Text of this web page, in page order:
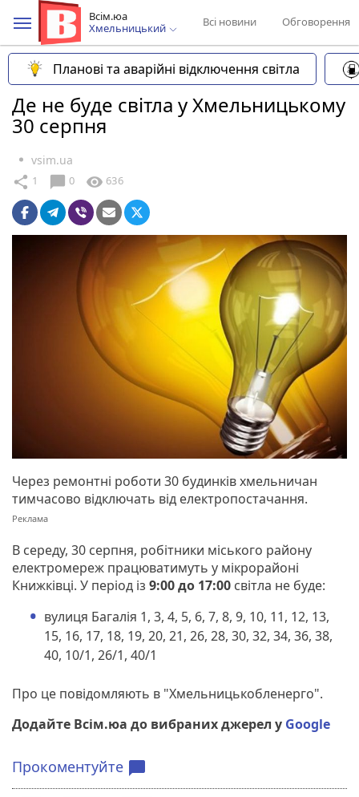
Всім.юа
Хмельницький
Всі новини Обговорення
Планові та аварійні відключення світла
Де не буде світла у Хмельницькому
30 серпня
vsim.ua
share 1 chat_bubble 0 visibility 636
Через ремонтні роботи 30 будинків хмельничан
тимчасово відключать від електропостачання.
В середу, 30 серпня, робітники міського району
електромереж працюватимуть у мікрорайоні
Книжківці. У період із 9:00 до 17:00 світла не буде:
вулиця Багалія 1, 3, 4, 5, 6, 7, 8, 9, 10, 11, 12, 13,
15, 16, 17, 18, 19, 20, 21, 26, 28, 30, 32, 34, 36, 38,
40, 10/1, 26/1, 40/1
Про це повідомляють в "Хмельницькобленерго".
Додайте Всім.юа до вибраних джерел у Google
Прокоментуйте chat_bubble